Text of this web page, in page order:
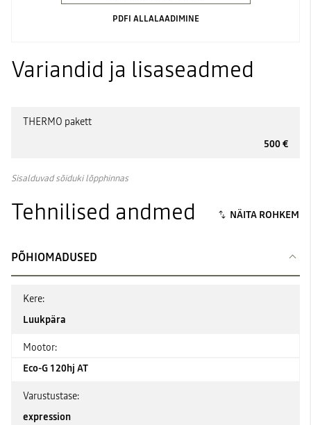
PDFI ALLALAADIMINE
Variandid ja lisaseadmed
THERMO pakett
500 €
Sisalduvad sõiduki lõpphinnas
Tehnilised andmed
PÕHIOMADUSED
Kere:
Luukpära
Mootor:
Eco-G 120hj AT
Varustustase:
expression